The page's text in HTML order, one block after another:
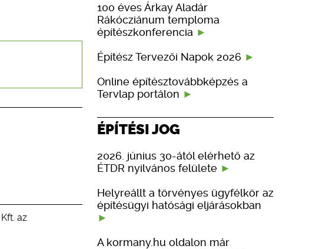
az
100 éves Árkay Aladár
Rákócziánum temploma
építészkonferencia
Építész Tervezői Napok 2026
Online építésztovábbképzés a
Tervlap portálon
ÉPÍTÉSI JOG
2026. június 30-ától elérhető az
ÉTDR nyilvános felülete
Helyreállt a törvényes ügyfélkör az
építésügyi hatósági eljárásokban
A kormany.hu oldalon már